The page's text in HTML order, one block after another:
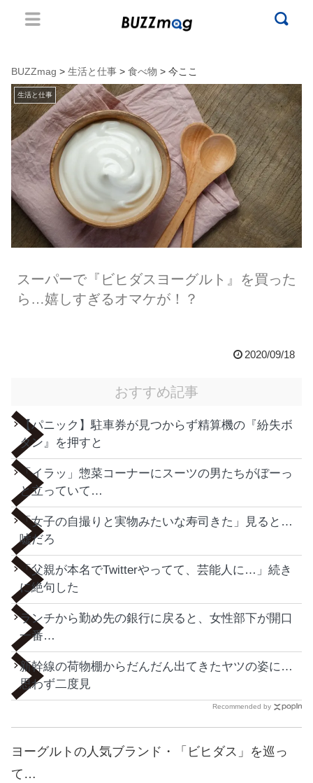
BUZZmag > 生活と仕事 > 食べ物 > 今ここ
生活と仕事
スーパーで『ビヒダスヨーグルト』を買った
ら…嬉しすぎるオマケが！？
2020/09/18
おすすめ記事
【パニック】駐車券が見つからず精算機の『紛失ボ
タン』を押すと
「イラッ」惣菜コーナーにスーツの男たちがぼーっ
と立っていて…
「女子の自撮りと実物みたいな寿司きた」見ると…
嘘だろ
「父親が本名でTwitterやってて、芸能人に…」続き
に絶句した
ランチから勤め先の銀行に戻ると、女性部下が開口
一番…
新幹線の荷物棚からだんだん出てきたヤツの姿に…
思わず二度見
Recommended by
ヨーグルトの人気ブランド・「ビヒダス」を巡っ
て…